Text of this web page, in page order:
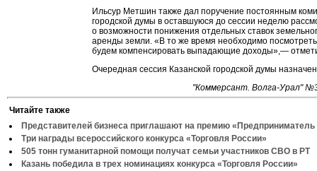
Ильсур Метшин также дал поручение постоянным
городской думы в оставшуюся до сессии неделю
о возможности понижения отдельных ставок
аренды земли. «В то же время необходимо
будем компенсировать выпадающие доходы»,—
Очередная сессия Казанской городской думы
"Коммерсант. Волга-Урал"
Читайте также
Представителей бизнеса приглашают на премию «Предприниматель
Три награды всероссийского конкурса «Торговля России»
505 тонн гуманитарной помощи получат семьи участников СВО в РТ
Казань победила в трех номинациях конкурса «Торговля России»